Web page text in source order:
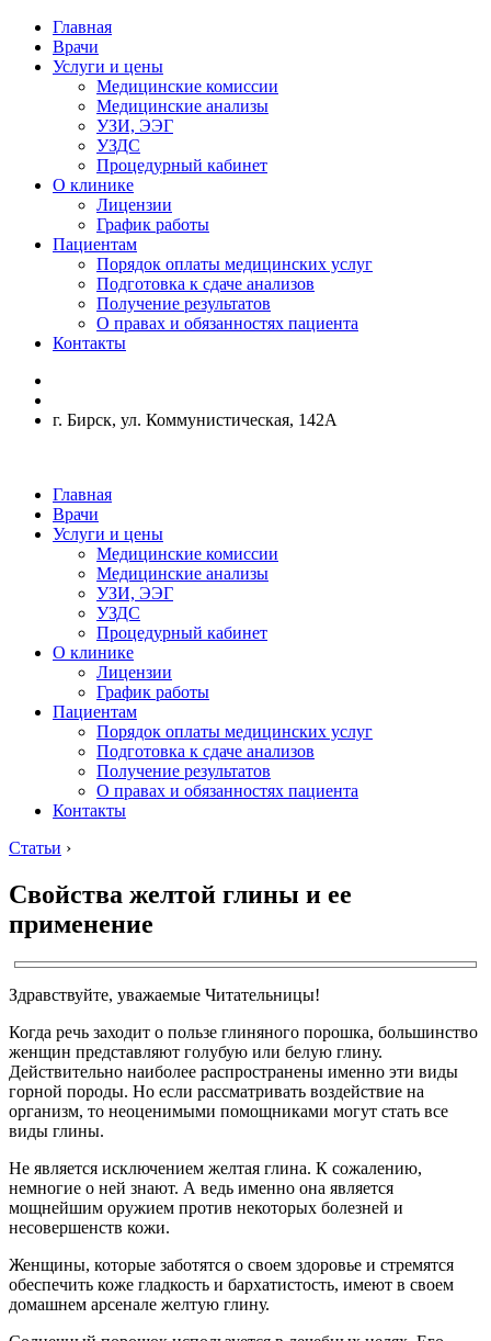
Главная
Врачи
Услуги и цены
Медицинские комиссии
Медицинские анализы
УЗИ, ЭЭГ
УЗДС
Процедурный кабинет
О клинике
Лицензии
График работы
Пациентам
Порядок оплаты медицинских услуг
Подготовка к сдаче анализов
Получение результатов
О правах и обязанностях пациента
Контакты
г. Бирск, ул. Коммунистическая, 142А
Главная
Врачи
Услуги и цены
Медицинские комиссии
Медицинские анализы
УЗИ, ЭЭГ
УЗДС
Процедурный кабинет
О клинике
Лицензии
График работы
Пациентам
Порядок оплаты медицинских услуг
Подготовка к сдаче анализов
Получение результатов
О правах и обязанностях пациента
Контакты
Статьи ›
Свойства желтой глины и ее
применение
Здравствуйте, уважаемые Читательницы!
Когда речь заходит о пользе глиняного порошка, большинство
женщин представляют голубую или белую глину.
Действительно наиболее распространены именно эти виды
горной породы. Но если рассматривать воздействие на
организм, то неоценимыми помощниками могут стать все
виды глины.
Не является исключением желтая глина. К сожалению,
немногие о ней знают. А ведь именно она является
мощнейшим оружием против некоторых болезней и
несовершенств кожи.
Женщины, которые заботятся о своем здоровье и стремятся
обеспечить коже гладкость и бархатистость, имеют в своем
домашнем арсенале желтую глину.